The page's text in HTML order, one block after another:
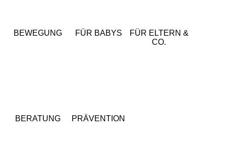
BEWEGUNG FÜR BABYS
FÜR ELTERN &
CO.
BERATUNG PRÄVENTION